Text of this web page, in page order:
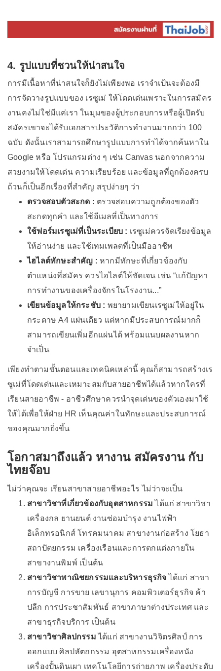
4. รูปแบบที่ชวนให้น่าสนใจ
การมีเนื้อหาที่น่าสนใจก็ยังไม่เพียงพอ เราจำเป้นจะต้องมี
การจัดวางรูปแบบของ เรซูเม่ ให้โดดเด่นเพราะในการสมัคร
งานคงไม่ใช่มีแค่เรา ในมุมของผู้ประกอบการหรือผู้เปิดรับ
สมัครเขาจะได้รับเอกสารประวัติการทำงานมากกว่า 100
ฉบับ ดังนั้นเราสามารถศึกษารูปแบบการทำได้จากค้นหาใน
Google หรือ โปรแกรมต่าง ๆ เช่น Canvas นอกจากความ
สวยงามให้โดดเด่น ความเรียบร้อย และข้อมูลที่ถูกต้องครบ
ถ้วนก็เป็นอีกเรื่องที่สำคัญ สรุปง่ายๆ ว่า
ตรวจสอบตัวสะกด : ตรวจสอบความถูกต้องของตัว
สะกดทุกคำ และใช้อีเมลที่เป็นทางการ
ใช้ฟอร์มเรซูเม่ที่เป็นระเบียบ : เรซูเม่ควรจัดเรียงข้อมูล
ให้อ่านง่าย และใช้เทมเพลตที่เป็นมืออาชีพ
ไฮไลต์ทักษะสำคัญ : หากมีทักษะที่เกี่ยวข้องกับ
ตำแหน่งที่สมัคร ควรไฮไลต์ให้ชัดเจน เช่น “แก้ปัญหา
การทำงานของเครื่องจักรในโรงงาน...”
เขียนข้อมูลให้กระชับ : พยายามเขียนเรซูเม่ให้อยู่ใน
กระดาษ A4 แผ่นเดียว แต่หากมีประสบการณ์มากก็
สามารถเขียนเพิ่มอีกแผ่นได้ พร้อมแนบผลงานหาก
จำเป็น
เพียงทำตามขั้นตอนและเทคนิคเหล่านี้ คุณก็สามารถสร้างเร
ซูเม่ที่โดดเด่นและเหมาะสมกับสายอาชีพได้แล้วหากใครที่
เรียนสายอาชีพ - อาชีวศึกษาควรนำจุดเด่นของตัวเองมาใช้
ให้ได้เพื่อให้ฝ่าย HR เห็นคุณค่าในทักษะและประสบการณ์
ของคุณมากยิ่งขึ้น
โอกาสมาถึงแล้ว หางาน สมัครงาน กับ
ไทยจ๊อบ
ไม่ว่าคุณจะ เรียนสาขาสายอาชีพอะไร ไม่ว่าจะเป็น
สาขาวิชาที่เกี่ยวข้องกับอุตสาหกรรม ได้แก่ สาขาวิชา
เครื่องกล ยานยนต์ งานซ่อมบำรุง งานไฟฟ้า
อิเล็กทรอนิกส์ โทรคมนาคม สาขางานก่อสร้าง โยธา
สถาปัตยกรรม เครื่องเรือนและการตกแต่งภายใน
สาขางานพิมพ์ เป็นต้น
สาขาวิชาพาณิชยกรรมและบริหารธุรกิจ ได้แก่ สาขา
การบัญชี การขาย เลขานุการ คอมพิวเตอร์ธุรกิจ ค้า
ปลีก การประชาสัมพันธ์ สาขาภาษาต่างประเทศ และ
สาขาธุรกิจบริการ เป็นต้น
สาขาวิชาศิลปกรรม ได้แก่ สาขางานวิจิตรศิลป์ การ
ออกแบบ ศิลปหัตถกรรม อุตสาหกรรมเครื่องหนัง
เครื่องปั้นดินเผา เทคโนโลยีการถ่ายภาพ เครื่องประดับ